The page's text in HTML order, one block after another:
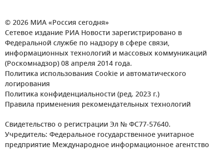
© 2026 МИА «Россия сегодня»
Сетевое издание РИА Новости зарегистрировано в
Федеральной службе по надзору в сфере связи,
информационных технологий и массовых коммуникаций
(Роскомнадзор) 08 апреля 2014 года.
Политика использования Cookie и автоматического
логирования
Политика конфиденциальности (ред. 2023 г.)
Правила применения рекомендательных технологий
Свидетельство о регистрации Эл № ФС77-57640.
Учредитель: Федеральное государственное унитарное
предприятие Международное информационное агентство